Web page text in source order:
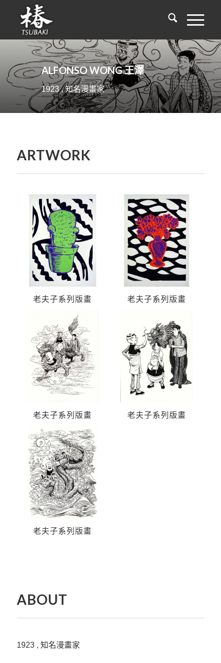
ALFONSO WONG 王澤
1923 , 知名漫畫家
ARTWORK
老夫子系列版畫 老夫子系列版畫
老夫子系列版畫 老夫子系列版畫
老夫子系列版畫
ABOUT
1923 , 知名漫畫家